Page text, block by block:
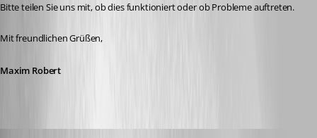
Bitte teilen Sie uns mit, ob dies funktioniert oder ob Probleme auftreten.
Mit freundlichen Grüßen,
Maxim Robert